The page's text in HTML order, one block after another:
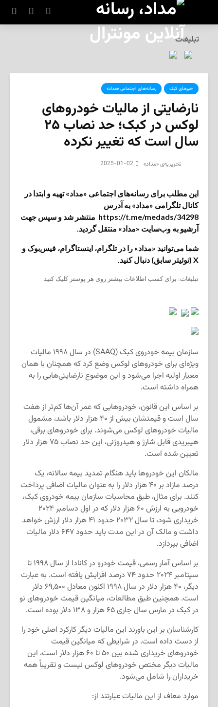
تبلیغات
خبرهای کبک رسانه‌های اجتماعی «مداد»
نارضایتی از مالیات خودروهای
لوکس در کبک؛ حد نصاب ۲۵
سال است که تغییر نکرده
تحریریه‌ی «مداد» 2025-01-02
این مطلب برای رسانه‌های اجتماعی «مداد» تهیه و ابتدا در
کانال تلگرامی «مداد» به آدرس
https://t.me/medads/34298 منتشر شد و سپس جهت
آرشیو به وب‌سایت «مداد» منتقل گردید.
شما می‌توانید «مداد» را در تلگرام، اینستاگرام، فیس‌بوک و
X (توئیتر سابق) دنبال کنید.
تبلیغات: برای کسب اطلاعات بیشتر روی هر پوستر کلیک کنید
سازمان بیمه خودروی کبک (SAAQ) در سال ۱۹۹۸ مالیات
ویژه‌ای برای خودروهای لوکس وضع کرد که همچنان با همان
معیار اولیه اجرا می‌شود و این موضوع نارضایتی‌هایی را به
همراه داشته است.
بر اساس این قانون، خودروهایی که عمر آن‌ها کم‌تر از هفت
سال است و قیمتشان بیش از ۴۰ هزار دلار باشد، مشمول
مالیات خودروهای لوکس می‌شوند. برای خودروهای برقی،
هیبریدی قابل شارژ و هیدروژنی، این حد نصاب ۷۵ هزار دلار
تعیین شده است.
مالکان این خودروها باید هنگام تمدید بیمه سالانه، یک
درصد مازاد بر ۴۰ هزار دلار را به عنوان مالیات اضافی پرداخت
کنند. برای مثال، طبق محاسبات سازمان بیمه خودروی کبک،
خودرویی به ارزش ۶۰ هزار دلار که در اول دسامبر ۲۰۲۴
خریداری شود، تا سال ۲۰۳۲ حدود ۴۱ هزار دلار ارزش خواهد
داشت و مالک آن در این مدت باید حدود ۶۴۷ دلار مالیات
اضافی بپردازد.
بر اساس آمار رسمی، قیمت خودرو در کانادا از سال ۱۹۹۸ تا
سپتامبر ۲۰۲۴ حدود ۷۴ درصد افزایش یافته است. به عبارت
دیگر، ۴۰ هزار دلار در سال ۱۹۹۸ اکنون معادل ۶۹,۵۰۰ دلار
است. همچنین طبق مطالعات، میانگین قیمت خودروهای نو
در کبک در مارس سال جاری ۶۵ هزار و ۱۳۸ دلار بوده است.
کارشناسان بر این باورند این مالیات دیگر کارکرد اصلی خود را
از دست داده است. در شرایطی که میانگین قیمت
خودروهای خریداری شده بین ۵۰ تا ۶۰ هزار دلار است، این
مالیات دیگر مختص خودروهای لوکس نیست و تقریباً همه
خریداران را شامل می‌شود.
موارد معاف از این مالیات عبارتند از: